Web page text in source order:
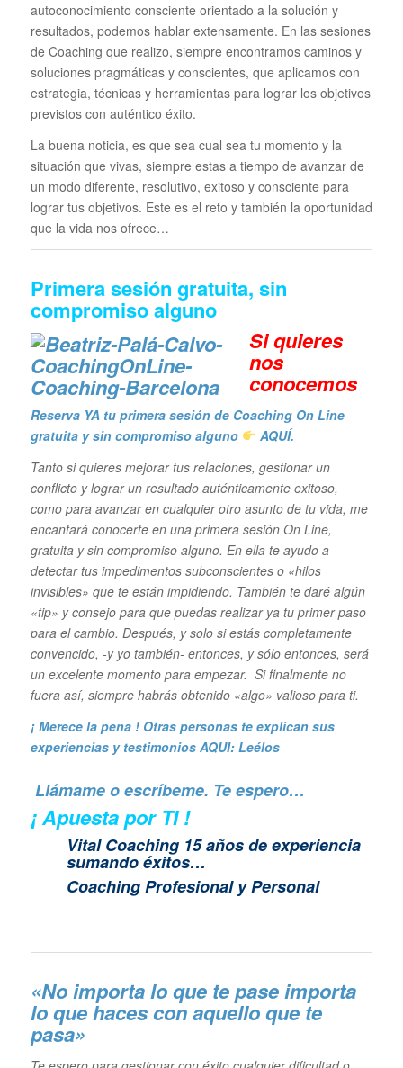
autoconocimiento consciente orientado a la solución y
resultados, podemos hablar extensamente. En las sesiones
de Coaching que realizo, siempre encontramos caminos y
soluciones pragmáticas y conscientes, que aplicamos con
estrategia, técnicas y herramientas para lograr los objetivos
previstos con auténtico éxito.
La buena noticia, es que sea cual sea tu momento y la
situación que vivas, siempre estas a tiempo de avanzar de
un modo diferente, resolutivo, exitoso y consciente para
lograr tus objetivos. Este es el reto y también la oportunidad
que la vida nos ofrece…
Primera sesión gratuita, sin
compromiso alguno
Si quieres
nos
conocemos
Reserva YA tu primera sesión de Coaching On Line
gratuita y sin compromiso alguno
AQUÍ.
Tanto si quieres mejorar tus relaciones, gestionar un
conflicto y lograr un resultado auténticamente exitoso,
como para avanzar en cualquier otro asunto de tu vida, me
encantará conocerte en una primera sesión On Line,
gratuita y sin compromiso alguno. En ella te ayudo a
detectar tus impedimentos subconscientes o «hilos
invisibles» que te están impidiendo. También te daré algún
«tip» y consejo para que puedas realizar ya tu primer paso
para el cambio. Después, y solo si estás completamente
convencido, -y yo también- entonces, y sólo entonces, será
un excelente momento para empezar. Si finalmente no
fuera así, siempre habrás obtenido «algo» valioso para ti.
¡ Merece la pena ! Otras personas te explican sus
experiencias y testimonios AQUI: Leélos
Llámame o escríbeme. Te espero…
¡ Apuesta por TI !
Vital Coaching 15 años de experiencia
sumando éxitos…
Coaching Profesional y Personal
«No importa lo que te pase importa
lo que haces con aquello que te
pasa»